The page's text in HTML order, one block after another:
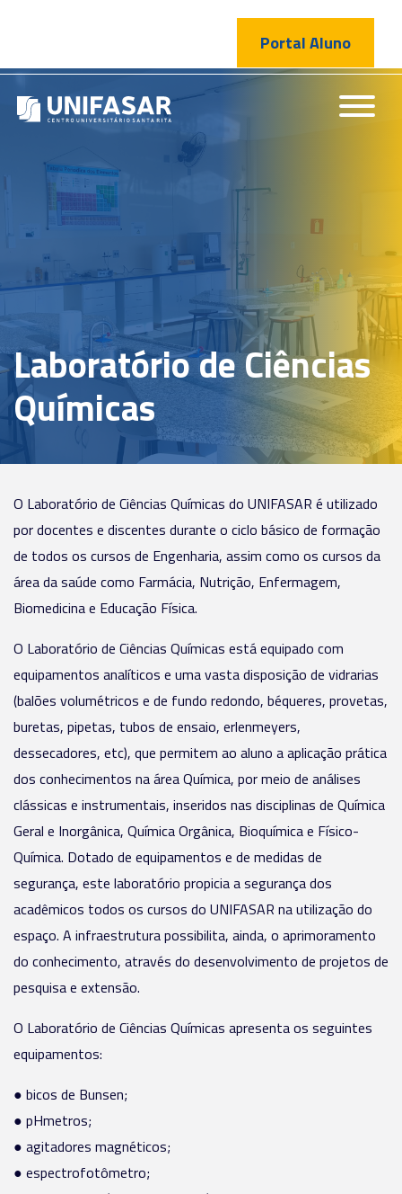
Portal Aluno
Laboratório de Ciências
Químicas
O Laboratório de Ciências Químicas do UNIFASAR é utilizado
por docentes e discentes durante o ciclo básico de formação
de todos os cursos de Engenharia, assim como os cursos da
área da saúde como Farmácia, Nutrição, Enfermagem,
Biomedicina e Educação Física.
O Laboratório de Ciências Químicas está equipado com
equipamentos analíticos e uma vasta disposição de vidrarias
(balões volumétricos e de fundo redondo, béqueres, provetas,
buretas, pipetas, tubos de ensaio, erlenmeyers,
dessecadores, etc), que permitem ao aluno a aplicação prática
dos conhecimentos na área Química, por meio de análises
clássicas e instrumentais, inseridos nas disciplinas de Química
Geral e Inorgânica, Química Orgânica, Bioquímica e Físico-
Química. Dotado de equipamentos e de medidas de
segurança, este laboratório propicia a segurança dos
acadêmicos todos os cursos do UNIFASAR na utilização do
espaço. A infraestrutura possibilita, ainda, o aprimoramento
do conhecimento, através do desenvolvimento de projetos de
pesquisa e extensão.
O Laboratório de Ciências Químicas apresenta os seguintes
equipamentos:
● bicos de Bunsen;
● pHmetros;
● agitadores magnéticos;
● espectrofotômetro;